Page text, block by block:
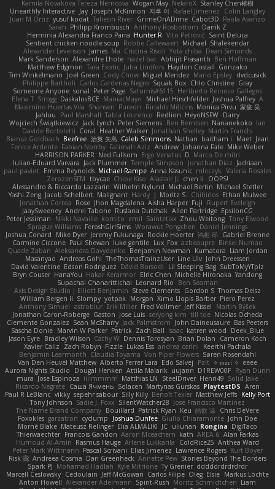
Kamila Novakova Tereza Nemcova Wogan May NefaroX Stanley Chen榕樹
Unearthly Interactive Jay Joseph McKinnon 지후 이 Rafael Jimenez
Colin Langley
Juan M Ortiz yusuf kodat Taliesin River GrimeOnADime Cabot3D Paola Avanzo
Sarah Philipp Krombusch Anthony Rosbottom Danik Z
Herminia Alexandra Franco Parra Hunter R Vito Petrović Saint Deluca
Sentient chicken noodle soup Robbe Callewaert Michael Shalekendar
Alexander Levenson James Ma. Cristina Risoli Yota chiba Dean Simonds
Mark Sanderson Alexandre Lhote hazel bat Abhijit Prasanth Ben Hoffman
Matthew Edgmon Tara Exotic Juha Lindfors Haydon Costall Gonzako
Tim Winkelmann
Joel Green Cody Chow Miguel Mendez Mario Epsley dvdcusick
Philippe Bartholi Carlos Cardenas Negro Squak Box Chlo Christine Gray
Someone Anyone sonal Peter Page Saturnis#6115 Heriberto Reinoso Gallegos
Elena T Strogg DaskalosBCE ManiacMayo Michael Hirschfelder Joshua Palfrey A
Maximino Huertas Vila Shansen Pureon Rinalds Miļicins Monica Pirvu 家俊 吴
Jahluu
Paul Marshall Tabia Lourenco Redlion HeyoNSFW Darry
Wojciech Świątkiewicz Jack Lynch Peter Siemens Ben Berntsen Nananekoko Ian
Davide Bortoletti Coral Heather Walker Jonathan Shelley Martín Franchi
Bianca Goldbach Beefree 治英 矢島 Caleb Simmons Nathan baitham i Maet Jean
Fenice Ardente Fabian Norrby Fatimah Aziz Andrew Johanna Fate Mike Weber
HARRISON PARKER Ned Fullsom Ergo Venatus D Marco De mitri
Iulian-Eduard Varvara Jack Plummer Temple Simpson Jonathan Diaz Jadriaan
paul paviot Emma Reynolds Michael Rampe Anna Kasunic mleczyk Valeria Rosales
ZerozenSFM tbycae Chloe Kiso Alastair JL chen li
OOPS!
Alessandro & Riccardo Lazzarin Wilhelm Nylund Michael Bertin Michael Stetler
Yashi Zeng Jacob Schelbert Malignant Hardy J Moritz S. Chihirios Ethan Mulwee
Jonathan Correa
Rose Jhon Magdalena Aisha Harper Fuji
Rupert Eveleigh
JaaySweeney Andrei Tabone Ruslana Dutchak Allen Partridge EpsilonCG
Peter Jessiman
Nikki Navaille komito emil Saintetixx Zhou Weitong Tony Elwood
Sprague Williams FeroshGirlSims Worawut Pongchen Daniel Jennings
Joshua Conard
Mike Dyer Jeremy Fukunaga Rockie Hoerter 鸿彬 邱 Gabriel Brenne
Carmine Ciccone Paul Shewan luke gentile Lux_Fox azbeaupre Binsei Numao
Quade Zaban Aleksandra Davydenko Benjamin Newman Kumatora Liam Jordan
Masanyao Andreas Gohl TheThomasTrainzUser Line Ulv John Dreessen
David Valentine Edson Rodriguez Dávid Borsodi Lil Sleeping Bag SubToMyYTplz
Bryn Couser HanaYou Hakar Kerarmor Elric Chen Michelle Hironaka Yandong
Supachai Chanarittichai Leonard Rio
Ben Seaman
Axis Design Studio | Elliott Benjamin Steve Clements Gordon S Thomas Deisz
William Bergen II Slompy yotpak Morgan Ximo Llopis Barber Piero Perez
Anthony Simuel astroblur Erik Miller Fred Vollmer Jeff Kissel
Martin Býšek
Jonathan Caron-Roberge Gaston Jose Luis seryong kim till toe Nicolas Ocheda
Clemente Gonzalez Sean McSharry Jack Palmstrom John Daineusaure Bas Peeters
Sascha Donie Marvin W Parker Patrick Zach Ball Isaac katren wood
Deek_Blue
Jason Eyre Bradley Wilson Cathy W Dennis Torosyan Brian Dolan
Cameron Koch
Xavier Caliz
Zach Robyn Fizzle Lukas Ess andrea cerini
Keerthi Pachala
Benjamin Learmonth Claudia Toyama Von Piper Flowers Søren Rosendahl
Van Den Heuvel Matthew Alberto Ferrer Lara Edo Salvej Pzit ✧ 𝔪𝔞𝔯𝔦 ✧ eeee
Aurora Nights Studio
Dougal Henken Attila Malarik uujann D1REW00F Ryan Dunn
mura Jose Espinoza iiiimmmm Matthias LN SteelDriver Henri49 Solid Jake
Ricardo Negrete Саша Ячмень Solacen Martynas Gurskas PlaytestDS Aren
Paul R LeBlanc vikky sepehr sabour Silly Killy Benoît Texier Matthew Jeffs Kelly Port
Tony Johnson Sadie J. Foxx SilentWatcher28 Jose Francisco Martinez
The Name Brand Company Bouillard Patrick Ryan Keu 皓欽 涂 Chris DeVere
Foxokles garzatron cyclump Joshua Dunfee Giulio Chiaramonte John Doe
Mornè Blake Mateusz Relinger Elia ALMALIKI JC uiiunan Rongina DigiTaco
Thierwaechter Francois Gandon Aaron Mceachern kath AREA 6 Alan Farkas
Humoud Al-Amiri Rasmus Hauge Arlene Lukkarila ColdRice25 Anthea Ward
Peter Mark Wittmann Pascal Scrivani Elias Jimenez Lawrence Rogers Kurt Boyer
Risk 📀 Andreea Cosma Dan Greenheck Annette Pew Stories Beyond The Borders
Spark PJ Mohamad Hadlah Kyle Mitrione Ty Grenier dddddrdrdrdrdr
Marcell Ceslowsky Cedoulain Jeff McGowan Carlos Filipe Oleg Elsie Markus Löchte
Anton Howell Alexander Adelmann Spirit-Rush Moritz Schmidtchen Liam